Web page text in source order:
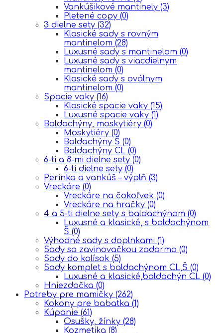
Vankúšikové mantinely (3)
Pletené copy (0)
3 dielne sety (32)
Klasické sady s rovným
mantinelom (28)
Luxusné sady s mantinelom (0)
Luxusné sady s viacdielnym
mantinelom (0)
Klasické sady s oválnym
mantinelom (0)
Spacie vaky (16)
Klasické spacie vaky (15)
Luxusné spacie vaky (1)
Baldachýny, moskytiéry (0)
Moskytiéry (0)
Baldachýny Š (0)
Baldachýny CL (0)
6-ti a 8-mi dielne sety (0)
6-ti dielne sety (0)
Perinka a vankúš – výplň (3)
Vreckáre (0)
Vreckáre na čokoľvek (0)
Vreckáre na hračky (0)
4 a 5-ti dielne sety s baldachýnom (0)
Luxusné a klasické, s baldachýnom
Š (0)
Výhodné sady s doplnkami (1)
Sady sa zavinovačkou zadarmo (0)
Sady do kolísok (5)
Sady komplet s baldachýnom CL,Š (0)
Luxusné a klasické,baldachýn CL (0)
Hniezdočka (0)
Potreby pre mamičky (262)
Kokony pre babatka (1)
Kúpanie (61)
Osušky, žínky (28)
Kozmetika (8)